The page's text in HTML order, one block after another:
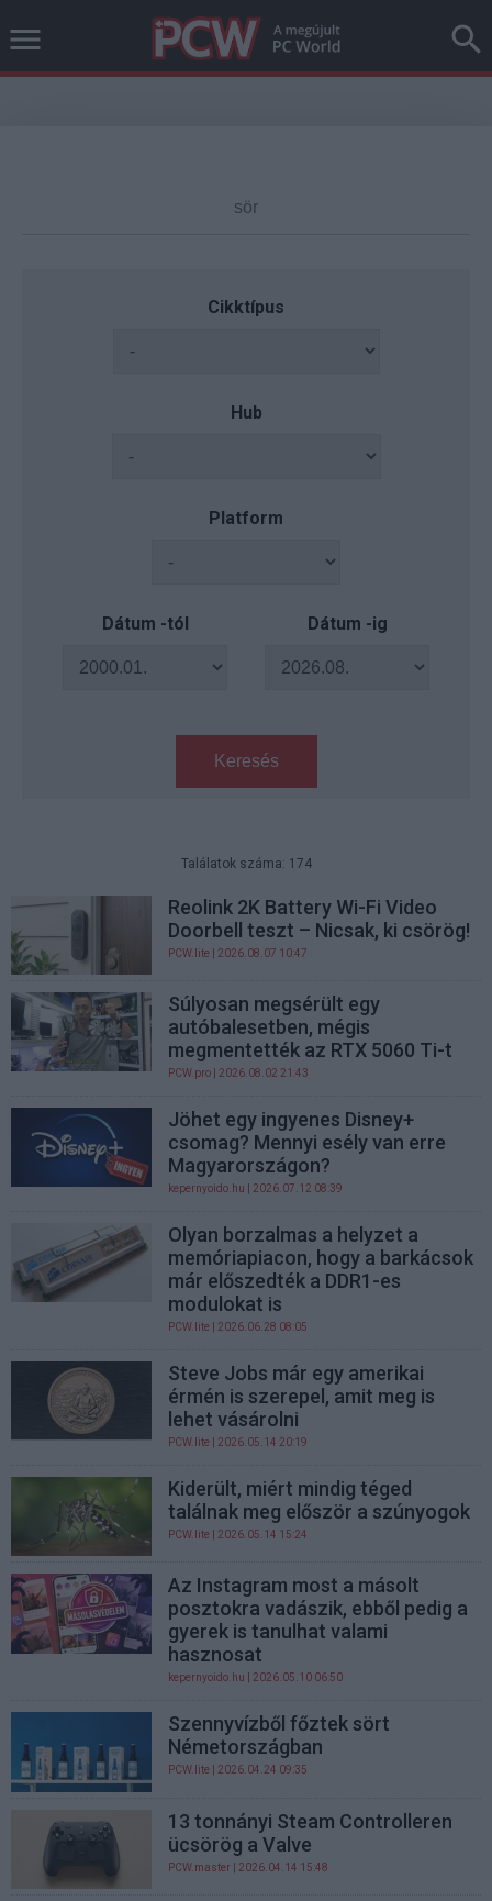
Cikktípus
Hub
Platform
Dátum -tól Dátum -ig
Keresés
Találatok száma: 174
Reolink 2K Battery Wi-Fi Video
Doorbell teszt – Nicsak, ki csörög!
PCW.lite | 2026.08.07 10:47
Súlyosan megsérült egy
autóbalesetben, mégis
megmentették az RTX 5060 Ti-t
PCW.pro | 2026.08.02 21:43
Jöhet egy ingyenes Disney+
csomag? Mennyi esély van erre
Magyarországon?
kepernyoido.hu | 2026.07.12 08:39
Olyan borzalmas a helyzet a
memóriapiacon, hogy a barkácsok
már előszedték a DDR1-es
modulokat is
PCW.lite | 2026.06.28 08:05
Steve Jobs már egy amerikai
érmén is szerepel, amit meg is
lehet vásárolni
PCW.lite | 2026.05.14 20:19
Kiderült, miért mindig téged
találnak meg először a szúnyogok
PCW.lite | 2026.05.14 15:24
Az Instagram most a másolt
posztokra vadászik, ebből pedig a
gyerek is tanulhat valami
hasznosat
kepernyoido.hu | 2026.05.10 06:50
Szennyvízből főztek sört
Németországban
PCW.lite | 2026.04.24 09:35
13 tonnányi Steam Controlleren
ücsörög a Valve
PCW.master | 2026.04.14 15:48